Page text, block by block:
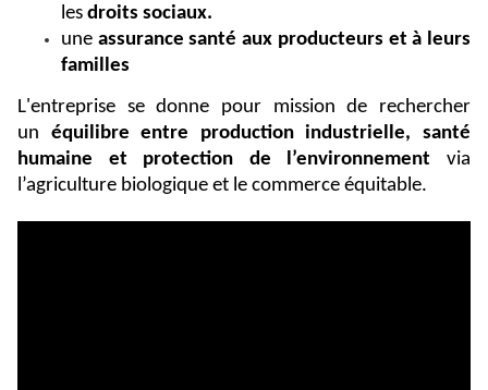
les droits sociaux.
une assurance santé aux producteurs et à leurs
familles
L'entreprise se donne pour mission de rechercher
un équilibre entre production industrielle, santé
humaine et protection de l’environnement via
l’agriculture biologique et le commerce équitable.